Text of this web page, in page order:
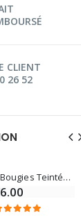
CLIENT
26 52
6 Bougies Teintées Masse Couleur Blanche